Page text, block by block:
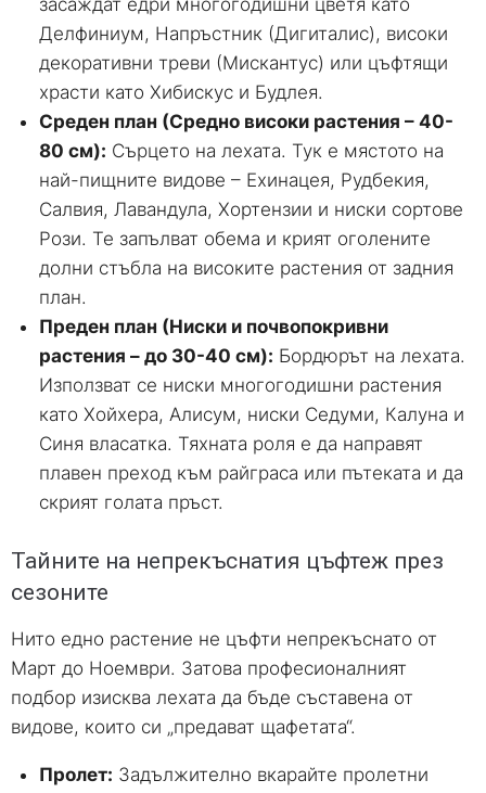
засаждат едри многогодишни цветя като
Делфиниум, Напръстник (Дигиталис), високи
декоративни треви (Мискантус) или цъфтящи
храсти като Хибискус и Будлея.
Среден план (Средно високи растения – 40-
80 см): Сърцето на лехата. Тук е мястото на
най-пищните видове – Ехинацея, Рудбекия,
Салвия, Лавандула, Хортензии и ниски сортове
Рози. Те запълват обема и крият оголените
долни стъбла на високите растения от задния
план.
Преден план (Ниски и почвопокривни
растения – до 30-40 см): Бордюрът на лехата.
Използват се ниски многогодишни растения
като Хойхера, Алисум, ниски Седуми, Калуна и
Синя власатка. Тяхната роля е да направят
плавен преход към райграса или пътеката и да
скрият голата пръст.
Тайните на непрекъснатия цъфтеж през
сезоните
Нито едно растение не цъфти непрекъснато от
Март до Ноември. Затова професионалният
подбор изисква лехата да бъде съставена от
видове, които си „предават щафетата“.
Пролет: Задължително вкарайте пролетни